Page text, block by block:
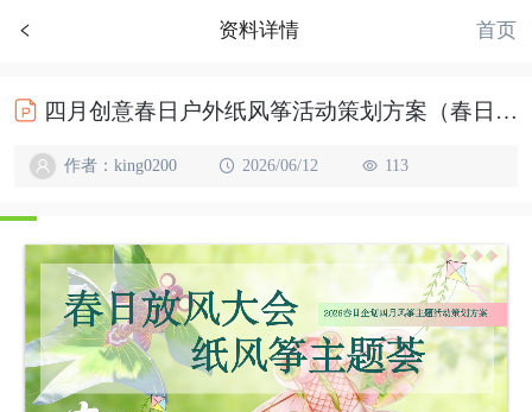
资料详情 首页
四月创意春日户外纸风筝活动策划方案（春日放风大会主题）
作者：king0200 2026/06/12 113